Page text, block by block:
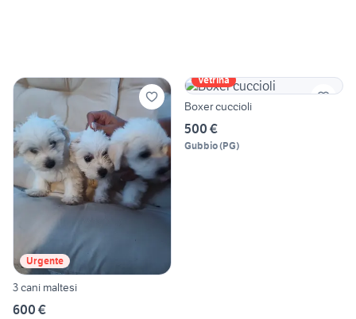
Urgente
3 cani maltesi
600 €
Vetrina
Boxer cuccioli
500 €
Gubbio(PG)